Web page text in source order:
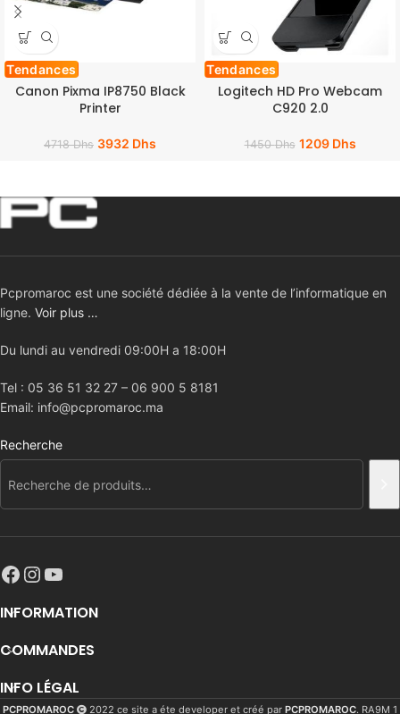
Tendances
Canon Pixma IP8750 Black
Printer
4718Dhs 3932 Dhs
Tendances
Logitech HD Pro Webcam
C920 2.0
1450Dhs 1209 Dhs
Pcpromaroc est une société dédiée à la vente de l’informatique en
ligne. Voir plus …
Du lundi au vendredi 09:00H a 18:00H
Tel : 05 36 51 32 27 – 06 900 5 8181
Email: info@pcpromaroc.ma
Recherche
INFORMATION
COMMANDES
INFO LÉGAL
PCPROMAROC 2022 ce site a éte developer et créé par PCPROMAROC. RA9M 1